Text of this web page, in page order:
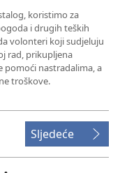
koristimo za
i drugih teških
volonteri koji sudjeluju
rad, prikupljena
pomoći nastradalima, a
troškove.
Sljedeće